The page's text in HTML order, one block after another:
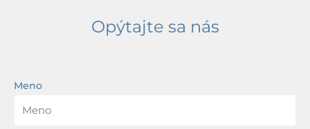
Opýtajte sa nás
Meno